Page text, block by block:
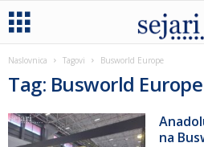
Naslovnica Tagovi Busworld Europe
Tag: Busworld Europe
na